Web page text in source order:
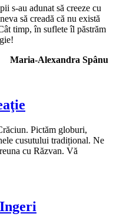
s-au adunat să creeze cu
să creadă că nu există
timp, în suflete îl păstrăm
Maria-Alexandra Spânu
Pictăm globuri,
cusutului tradițional. Ne
cu Răzvan. Vă